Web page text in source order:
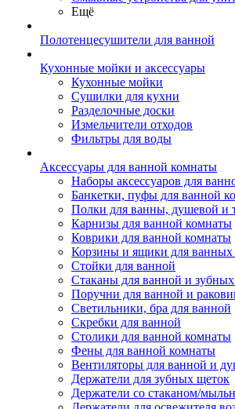
Ещё
Полотенцесушители для ванной
Кухонные мойки и аксессуары
Кухонные мойки
Сушилки для кухни
Разделочные доски
Измельчители отходов
Фильтры для воды
Аксессуары для ванной комнаты
Наборы аксессуаров для
Банкетки, пуфы для ванной
Полки для ванны, душевой и
Карнизы для ванной комнаты
Коврики для ванной комнаты
Корзины и ящики для ванных
Стойки для ванной
Стаканы для ванной и
Поручни для ванной и
Светильники, бра для ванной
Скребки для ванной
Столики для ванной комнаты
Фены для ванной комнаты
Вентиляторы для ванной и
Держатели для зубных щеток
Держатели со стаканом/